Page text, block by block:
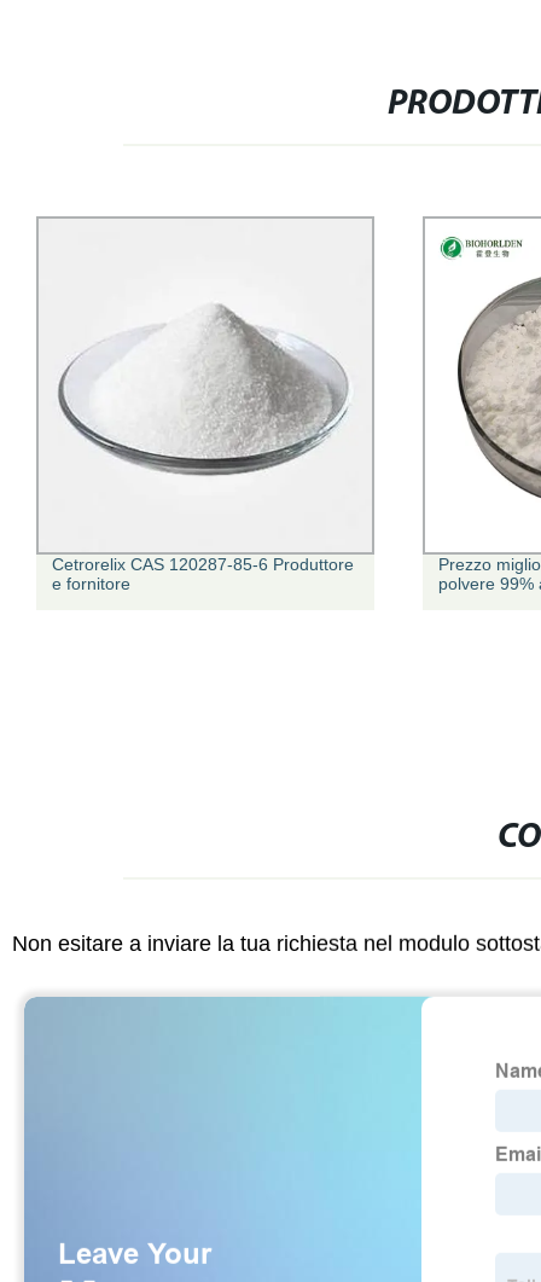
Cetrorelix CAS 120287-85-6 Produttore
e fornitore
Prezzo
polvere 99%
Non esitare a inviare la tua richiesta nel modulo